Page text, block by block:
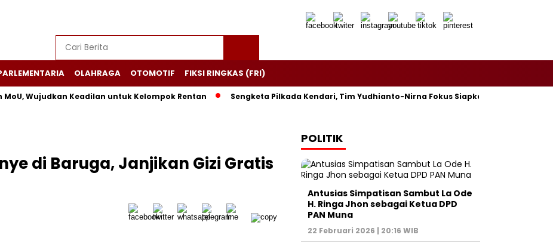
OLAHRAGA OTOMOTIF FIKSI RINGKAS (FRI)
Wujudkan Keadilan untuk Kelompok Rentan Sengketa Pilkada Kendari, Tim Yudhianto-Nirna Fokus Siapkan Bukti di MK
di Baruga, Janjikan Gizi Gratis
POLITIK
Antusias Simpatisan Sambut La Ode
H. Ringa Jhon sebagai Ketua DPD
PAN Muna
22 Februari 2026 | 20:16 WIB